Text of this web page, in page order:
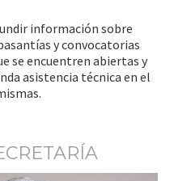
información sobre
y convocatorias
se encuentren abiertas y
asistencia técnica en el